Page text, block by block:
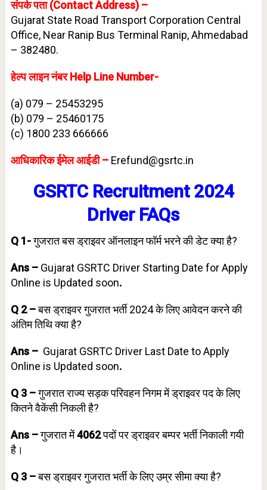
संपर्क पता (Contact Address) –
Gujarat State Road Transport Corporation Central
Office, Near Ranip Bus Terminal Ranip, Ahmedabad
– 382480.
हेल्प लाइन नंबर Help Line Number-
(a) 079 – 25453295
(b) 079 – 25460175
(c) 1800 233 666666
आधिकारिक ईमेल आईडी – Erefund@gsrtc.in
GSRTC Recruitment 2024
Driver FAQs
Q 1-गुजरात बस ड्राइवर ऑनलाइन फॉर्म भरने की डेट क्या है?
Ans –Gujarat GSRTC Driver Starting Date for Apply
Online is Updated soon.
Q 2 –बस ड्राइवर गुजरात भर्ती 2024 के लिए आवेदन करने की
अंतिम तिथि क्या है?
Ans –Gujarat GSRTC Driver Last Date to Apply
Online is Updated soon.
Q 3 –गुजरात राज्य सड़क परिवहन निगम में ड्राइवर पद के लिए
कितने वैकेंसी निकली है?
Ans –गुजरात में4062पदों पर ड्राइवर बम्पर भर्ती निकाली गयी
है।
Q 3 –बस ड्राइवर गुजरात भर्ती के लिए उम्र सीमा क्या है?